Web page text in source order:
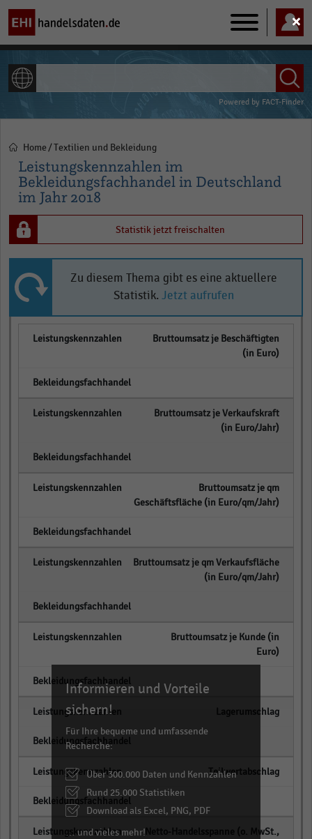
Main
navigation
Powered by FACT-Finder
Pfadnavigation
Home Textilien und Bekleidung
Leistungskennzahlen im
Bekleidungsfachhandel in Deutschland
im Jahr 2018
Statistik jetzt freischalten
Zu diesem Thema gibt es eine aktuellere
Statistik. Jetzt aufrufen
Bruttoumsatz je Beschäftigten
(in Euro)
Bruttoumsatz je Verkaufskraft
(in Euro/Jahr)
Bruttoumsatz je qm
Geschäftsfläche (in Euro/qm/Jahr)
Bruttoumsatz je qm Verkaufsfläche
(in Euro/qm/Jahr)
Bruttoumsatz je Kunde (in
Euro)
Lagerumschlag
Teilwertabschlag
Netto-Handelsspanne (o. MwSt.,
Informieren und Vorteile
sichern!
Für Ihre bequeme und umfassende
Recherche:
Über 300.000 Daten und Kennzahlen
Rund 25.000 Statistiken
Download als Excel, PNG, PDF
… und vieles mehr!